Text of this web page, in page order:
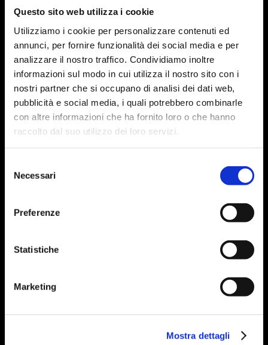
Questo sito web utilizza i cookie
Utilizziamo i cookie per personalizzare contenuti ed
annunci, per fornire funzionalità dei social media e per
analizzare il nostro traffico. Condividiamo inoltre
informazioni sul modo in cui utilizza il nostro sito con i
nostri partner che si occupano di analisi dei dati web,
pubblicità e social media, i quali potrebbero combinarle
con altre informazioni che ha fornito loro o che hanno
raccolto dal suo utilizzo dei loro servizi.
delNecessari
Preferenze
Statistiche
Marketing
Mostra dettagli